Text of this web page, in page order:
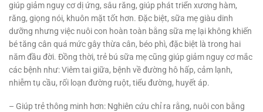
giúp giảm nguy cơ dị ứng, sâu răng, giúp phát triển xương hàm,
răng, giọng nói, khuôn mặt tốt hơn. Đặc biệt, sữa mẹ giàu dinh
dưỡng nhưng việc nuôi con hoàn toàn bằng sữa mẹ lại không khiến
bé tăng cân quá mức gây thừa cân, béo phì, đặc biệt là trong hai
năm đầu đời. Đồng thời, trẻ bú sữa mẹ cũng giúp giảm nguy cơ mắc
các bệnh như: Viêm tai giữa, bệnh về đường hô hấp, cảm lạnh,
nhiễm tụ cầu, rối loạn đường ruột, tiểu đường, huyết áp.
– Giúp trẻ thông minh hơn: Nghiên cứu chỉ ra rằng, nuôi con bằng